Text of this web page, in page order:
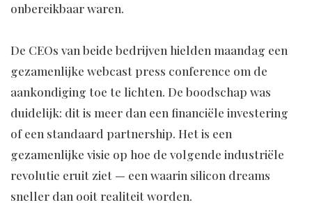
onbereikbaar waren.
De CEOs van beide bedrijven hielden maandag een
gezamenlijke webcast press conference om de
aankondiging toe te lichten. De boodschap was
duidelijk: dit is meer dan een financiële investering
of een standaard partnership. Het is een
gezamenlijke visie op hoe de volgende industriële
revolutie eruit ziet — een waarin silicon dreams
sneller dan ooit realiteit worden.